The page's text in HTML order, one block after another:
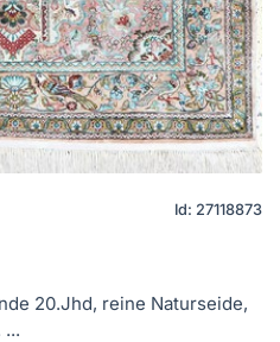
Id: 27118873
20.Jhd, reine Naturseide,
...